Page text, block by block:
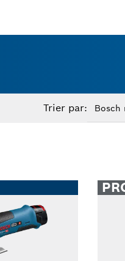
Trier par: